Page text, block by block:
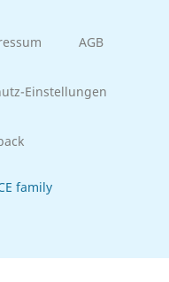
AGB
Einstellungen
family